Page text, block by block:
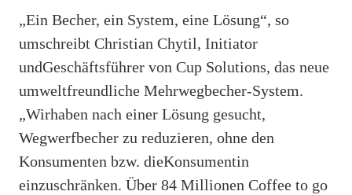
„Ein Becher, ein System, eine Lösung“, so
umschreibt Christian Chytil, Initiator
undGeschäftsführer von Cup Solutions, das neue
umweltfreundliche Mehrwegbecher‐System.
„Wirhaben nach einer Lösung gesucht,
Wegwerfbecher zu reduzieren, ohne den
Konsumenten bzw. dieKonsumentin
einzuschränken. Über 84 Millionen Coffee to go